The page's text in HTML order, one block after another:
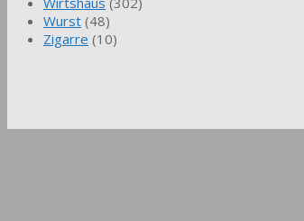
Wurst (48)
Zigarre (10)